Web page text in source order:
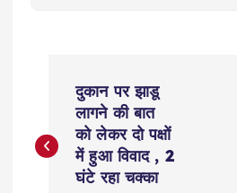
s
दुकान पर झाडू
लागने की बात
को लेकर दो पक्षों
में हुआ विवाद , 2
घंटे रहा चक्का